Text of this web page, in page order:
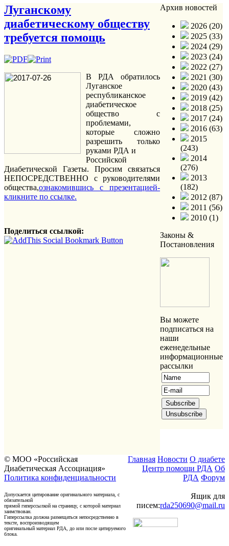
Луганскому
диабетическому обществу
требуется помощь
В РДА обратилось
Луганское
республиканское
диабетическое
общество с
проблемами,
которые сложно
разрешить только
руками РДА и
Российской
Диабетической Газеты. Просим связаться
НЕПОСРЕДСТВЕННО с руководителями
общества,ознакомившись с презентацией-
кликните по ссылке.
Поделиться ссылкой:
Архив новостей
2026 (20)
2025 (33)
2024 (29)
2023 (24)
2022 (27)
2021 (30)
2020 (43)
2019 (42)
2018 (25)
2017 (24)
2016 (63)
2015
(243)
2014
(276)
2013
(182)
2012 (87)
2011 (56)
2010 (1)
Законы &
Постановления
Вы можете
подписаться на
наши
еженедельные
информационные
рассылки
© МОО «Российская
Диабетическая Ассоциация»
Политика конфиденциальности
Допускается цитирование оригинального материала, с
обязательной
прямой гиперссылкой на страницу, с которой материал
заимствован.
Гиперссылка должна размещаться непосредственно в
тексте, воспроизводящем
оригинальный материал РДА, до или после цитируемого
блока.
Главная Новости О диабете
Центр помощи РДА Об
РДА Форум
Ящик для
писем:rda250690@mail.ru